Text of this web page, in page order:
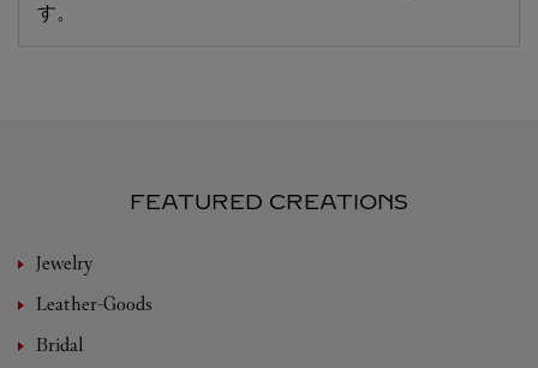
す。
FEATURED CREATIONS
Jewelry
Leather-Goods
Bridal